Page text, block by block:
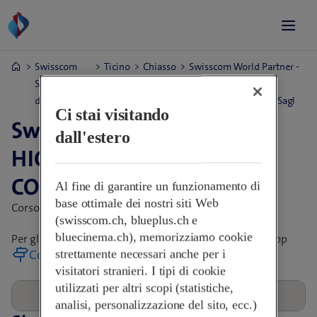
Swisscom
Shop e orari
di apertura
Ticino Chiasso
Swisscom World Partner -
COMMUNICATIONS Sagl
Swisscom World Partner -
HIGHTECH
COMMUNICATIONS Sagl
Corso San Gottardo 27, 6830 Chiasso, Svizzera
Per gli orari di apertura, rivolgersi direttamente allo Shop
Come arrivare
Ci stai visitando
dall'estero
Al fine di garantire un funzionamento di
base ottimale dei nostri siti Web
(swisscom.ch, blueplus.ch e
bluecinema.ch), memorizziamo cookie
strettamente necessari anche per i
visitatori stranieri. I tipi di cookie
utilizzati per altri scopi (statistiche,
analisi, personalizzazione del sito, ecc.)